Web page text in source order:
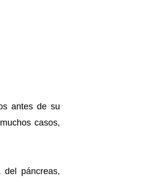
antes de su
casos,
páncreas,